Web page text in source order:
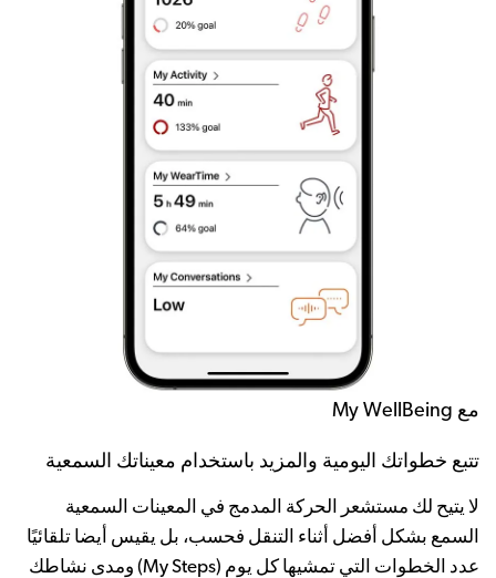
مع My WellBeing
تتبع خطواتك اليومية والمزيد باستخدام معيناتك السمعية
لا يتيح لك مستشعر الحركة المدمج في المعينات السمعية
السمع بشكل أفضل أثناء التنقل فحسب، بل يقيس أيضا تلقائيًا
عدد الخطوات التي تمشيها كل يوم (My Steps) ومدى نشاطك